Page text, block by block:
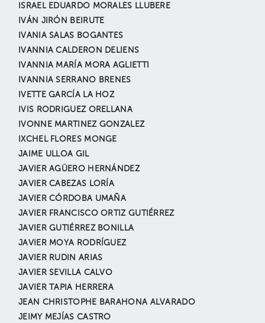
ISRAEL EDUARDO MORALES LLUBERE
IVÁN JIRÓN BEIRUTE
IVANIA SALAS BOGANTES
IVANNIA CALDERON DELIENS
IVANNIA MARÍA MORA AGLIETTI
IVANNIA SERRANO BRENES
IVETTE GARCÍA LA HOZ
IVIS RODRIGUEZ ORELLANA
IVONNE MARTINEZ GONZALEZ
IXCHEL FLORES MONGE
JAIME ULLOA GIL
JAVIER AGÜERO HERNÁNDEZ
JAVIER CABEZAS LORÍA
JAVIER CÓRDOBA UMAÑA
JAVIER FRANCISCO ORTIZ GUTIÉRREZ
JAVIER GUTIÉRREZ BONILLA
JAVIER MOYA RODRÍGUEZ
JAVIER RUDIN ARIAS
JAVIER SEVILLA CALVO
JAVIER TAPIA HERRERA
JEAN CHRISTOPHE BARAHONA ALVARADO
JEIMY MEJÍAS CASTRO